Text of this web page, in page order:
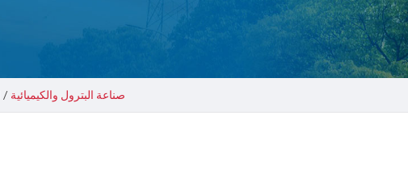
صناعة البترول والكيميائية